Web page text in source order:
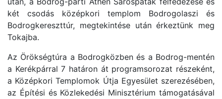
két csodás középkori templom Bodrogolaszi és
Bodrogkereszttúr, megtekintése után érkeztünk meg
Tokajba.
Az Örökségtúra a Bodrogközben és a Bodrog-mentén
a Kerékpárral 7 határon át programsorozat részeként,
a Középkori Templomok Útja Egyesület szerezésében,
az Építési és Közlekedési Minisztérium támogatásával